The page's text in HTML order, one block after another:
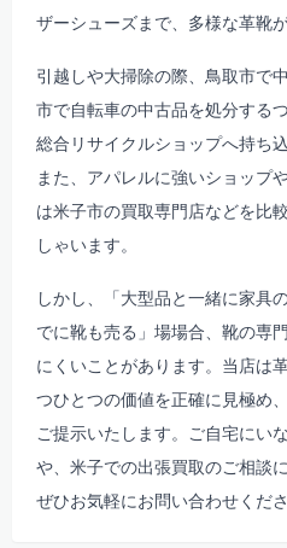
ザーシューズまで、多様な革靴
引越しや大掃除の際、鳥取市で
市で自転車の中古品を処分する
総合リサイクルショップへ持ち
また、アパレルに強いショップ
は米子市の買取専門店などを比
しゃいます。
しかし、「大型品と一緒に家具
でに靴も売る」場場合、靴の専
にくいことがあります。当店は
つひとつの価値を正確に見極め
ご提示いたします。ご自宅にい
や、米子での出張買取のご相談
ぜひお気軽にお問い合わせくださ